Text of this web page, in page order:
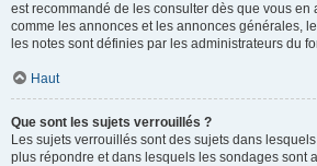
est recommandé de les consulter dès que vous en
comme les annonces et les annonces générales,
les notes sont définies par les administrateurs du
Haut
Que sont les sujets verrouillés ?
Les sujets verrouillés sont des sujets dans
plus répondre et dans lesquels les sondages sont